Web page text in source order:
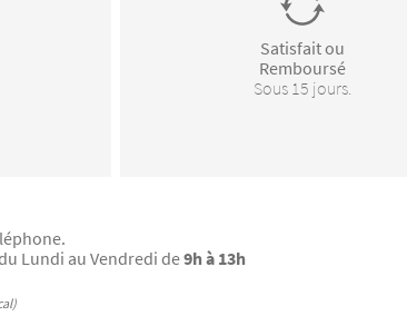
Satisfait ou
Remboursé
Sous 15 jours.
Lundi au Vendredi de9h à 13h